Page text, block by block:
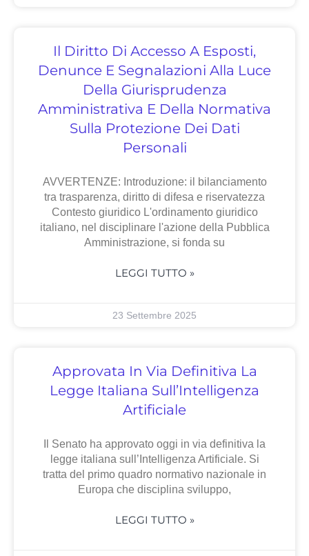
Il Diritto Di Accesso A Esposti,
Denunce E Segnalazioni Alla Luce
Della Giurisprudenza
Amministrativa E Della Normativa
Sulla Protezione Dei Dati
Personali
AVVERTENZE: Introduzione: il bilanciamento
tra trasparenza, diritto di difesa e riservatezza
Contesto giuridico L'ordinamento giuridico
italiano, nel disciplinare l'azione della Pubblica
Amministrazione, si fonda su
LEGGI TUTTO »
23 Settembre 2025
Approvata In Via Definitiva La
Legge Italiana Sull’Intelligenza
Artificiale
Il Senato ha approvato oggi in via definitiva la
legge italiana sull’Intelligenza Artificiale. Si
tratta del primo quadro normativo nazionale in
Europa che disciplina sviluppo,
LEGGI TUTTO »